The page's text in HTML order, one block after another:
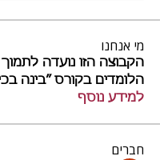
מי אנחנו
הקבוצה הזו נועדה
הלומדים בקורס ״בינה
למידע נוסף
חברים